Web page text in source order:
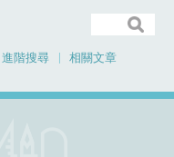
進階搜尋
相關文章